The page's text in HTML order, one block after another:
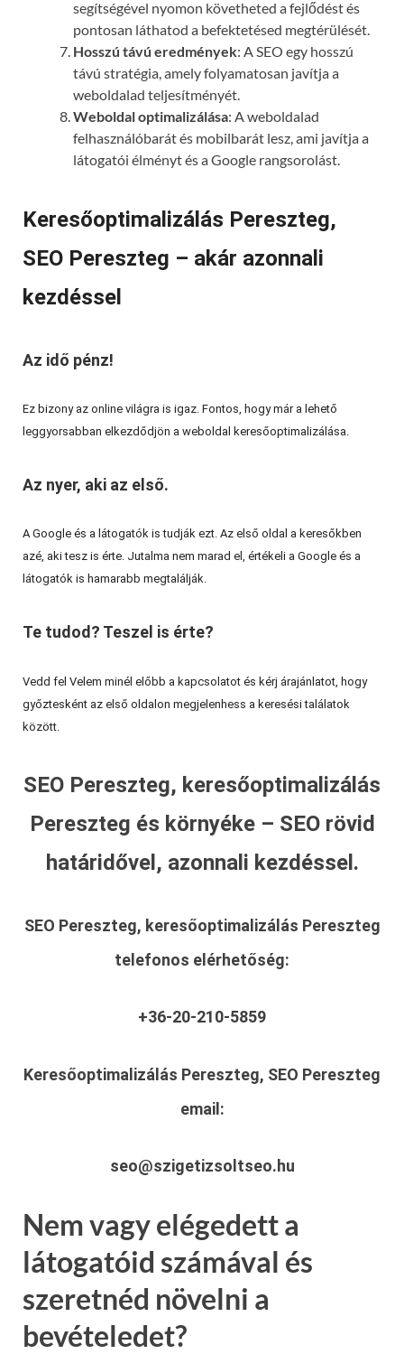
segítségével nyomon követheted a fejlődést és
pontosan láthatod a befektetésed megtérülését.
Hosszú távú eredmények: A SEO egy hosszú
távú stratégia, amely folyamatosan javítja a
weboldalad teljesítményét.
Weboldal optimalizálása: A weboldalad
felhasználóbarát és mobilbarát lesz, ami javítja a
látogatói élményt és a Google rangsorolást.
Keresőoptimalizálás Pereszteg,
SEO Pereszteg – akár azonnali
kezdéssel
Az idő pénz!
Ez bizony az online világra is igaz. Fontos, hogy már a lehető
leggyorsabban elkezdődjön a weboldal keresőoptimalizálása.
Az nyer, aki az első.
A Google és a látogatók is tudják ezt. Az első oldal a keresőkben
azé, aki tesz is érte. Jutalma nem marad el, értékeli a Google és a
látogatók is hamarabb megtalálják.
Te tudod? Teszel is érte?
Vedd fel Velem minél előbb a kapcsolatot és kérj árajánlatot, hogy
győztesként az első oldalon megjelenhess a keresési találatok
között.
SEO Pereszteg, keresőoptimalizálás
Pereszteg és környéke – SEO rövid
határidővel, azonnali kezdéssel.
SEO Pereszteg, keresőoptimalizálás Pereszteg
telefonos elérhetőség:
+36-20-210-5859
Keresőoptimalizálás Pereszteg, SEO Pereszteg
email:
seo@szigetizsoltseo.hu
Nem vagy elégedett a
látogatóid számával és
szeretnéd növelni a
bevételedet?